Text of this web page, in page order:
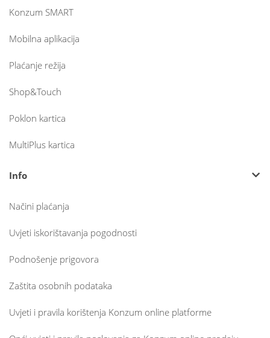
Konzum SMART
Mobilna aplikacija
Plaćanje režija
Shop&Touch
Poklon kartica
MultiPlus kartica
Info
Načini plaćanja
Uvjeti iskorištavanja pogodnosti
Podnošenje prigovora
Zaštita osobnih podataka
Uvjeti i pravila korištenja Konzum online platforme